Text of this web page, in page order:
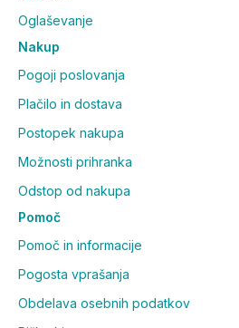
Oglaševanje
Nakup
Pogoji poslovanja
Plačilo in dostava
Postopek nakupa
Možnosti prihranka
Odstop od nakupa
Pomoč
Pomoč in informacije
Pogosta vprašanja
Obdelava osebnih podatkov